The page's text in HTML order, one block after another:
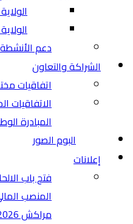
الولاية
الولاية
دعم
الشراكة والتعاون
اتفاقيات
الاتفاقيات
المبادرة
البوم الصور
إعلانات
فتح باب
المنصب
مراكش 2026